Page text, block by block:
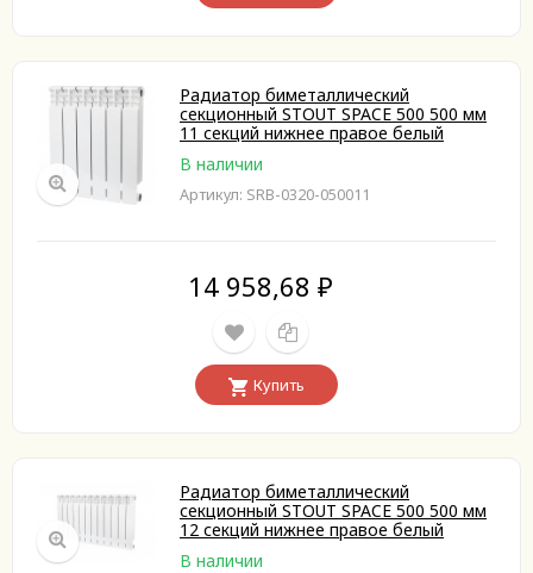
Радиатор биметаллический
секционный STOUT SPACE 500 500 мм
11 секций нижнее правое белый
В наличии
Артикул: SRB-0320-050011
14 958,68 ₽
Купить
Радиатор биметаллический
секционный STOUT SPACE 500 500 мм
12 секций нижнее правое белый
В наличии